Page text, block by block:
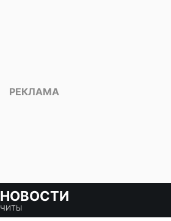
НОВОСТИ
ЧИТЫ